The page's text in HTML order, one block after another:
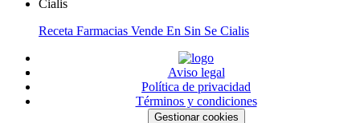
Cialis
Receta Farmacias Vende En Sin Se Cialis
Aviso legal
Política de privacidad
Términos y condiciones
Gestionar cookies